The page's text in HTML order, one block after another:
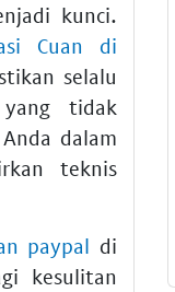
kunci.
Cuan di
selalu
tidak
dalam
teknis
paypal di
kesulitan